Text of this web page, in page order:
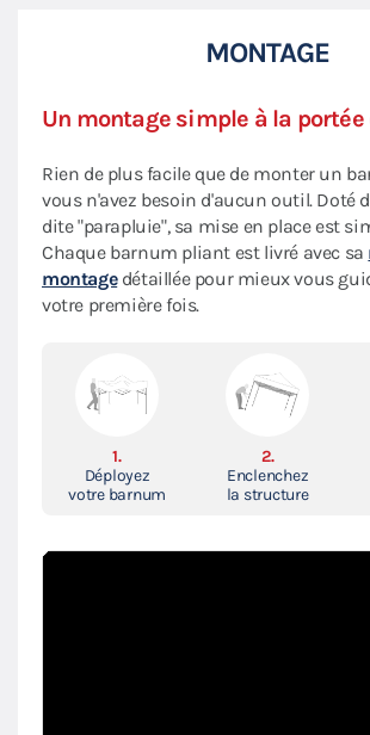
MONTAGE
Un montage simple à la portée
Rien de plus facile que de monter un
vous n'avez besoin d'aucun outil. Doté
dite "parapluie", sa mise en place est
Chaque barnum pliant est livré avec sa
montagedétaillée pour mieux vous
votre première fois.
1.
Déployez
votre barnum
2.
Enclenchez
la structure